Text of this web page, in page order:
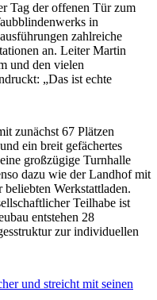
Tag der offenen Tür zum
in
zahlreiche
an. Leiter Martin
und den vielen
„Das ist echte
zunächst 67 Plätzen
ein breit gefächertes
großzügige Turnhalle
dazu wie der Landhof mit
beliebten Werkstattladen.
Teilhabe ist
entstehen 28
zur individuellen